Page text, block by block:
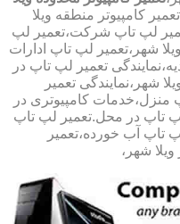
کامپیوتر منطقه ویلا
لپ تاپ شرکت،تعمیر لپ
شهر،تعمیر لپ تاپ ادارات
تعمیر لپ تاپ در
شهر،نمایندگی تعمیر
منزل،خدمات کامپیوتری در
تاپ در محل.تعمیر لپ تاپ
تاپ آب خورده،تعمیر
ویلا شهر،